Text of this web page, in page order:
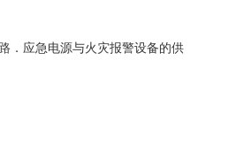
．应急电源与火灾报警设备的供